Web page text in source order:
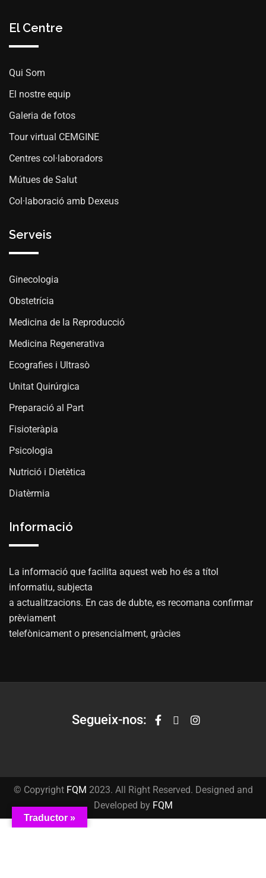
El Centre
Qui Som
El nostre equip
Galeria de fotos
Tour virtual CEMGINE
Centres col·laboradors
Mútues de Salut
Col·laboració amb Dexeus
Serveis
Ginecologia
Obstetrícia
Medicina de la Reproducció
Medicina Regenerativa
Ecografies i Ultrasò
Unitat Quirúrgica
Preparació al Part
Fisioteràpia
Psicologia
Nutrició i Dietètica
Diatèrmia
Informació
La informació que facilita aquest web ho és a títol
informatiu, subjecta
a actualitzacions. En cas de dubte, es recomana confirmar
prèviament
telefònicament o presencialment, gràcies
Segueix-nos:
© Copyright FQM 2023. All Right Reserved. Designed and
Developed by FQM
Traductor »